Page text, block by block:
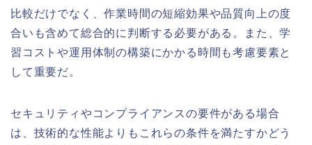
比較だけでなく、作業時間の短縮効果や品質向上の度
合いも含めて総合的に判断する必要がある。また、学
習コストや運用体制の構築にかかる時間も考慮要素と
して重要だ。
セキュリティやコンプライアンスの要件がある場合
は、技術的な性能よりもこれらの条件を満たすかどう